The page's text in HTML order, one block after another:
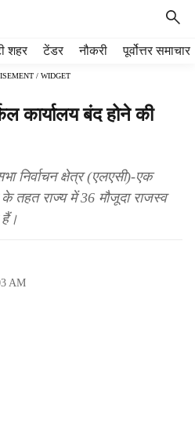
शहर टेंडर नौकरी पूर्वोत्तर समाचार
/ WIDGET
कार्यालय बंद होने की
निर्वाचन क्षेत्र (एलएसी)-एक
के तहत राज्य में 36 मौजूदा राजस्व
हैं।
AM